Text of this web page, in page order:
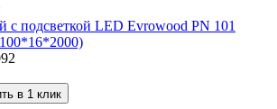
с подсветкой LED Evrowood PN 101
в 1 клик